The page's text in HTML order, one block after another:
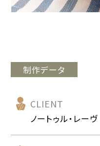
制作データ
CLIENT
ノートゥル・レーヴ